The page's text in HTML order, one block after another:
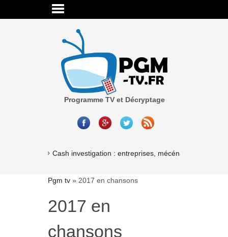
Programme TV et Décryptage
Cash investigation : entreprises, mécénat,
Pgm tv » 2017 en chansons
2017 en
chansons